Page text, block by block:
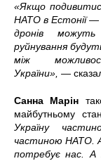
«Якщо
НАТО в Естонії —
дронів
руйнування
між
України», —
Санна Марін
майбутньому
Україну
частиною НАТО.
потребує нас.